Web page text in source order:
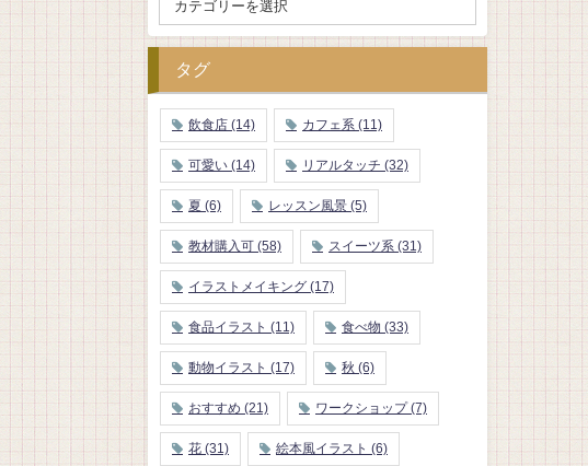
タグ
飲食店 (14) カフェ系 (11)
可愛い (14) リアルタッチ (32)
夏 (6) レッスン風景 (5)
教材購入可 (58) スイーツ系 (31)
イラストメイキング (17)
食品イラスト (11) 食べ物 (33)
動物イラスト (17) 秋 (6)
おすすめ (21) ワークショップ(7)
花 (31) 絵本風イラスト (6)